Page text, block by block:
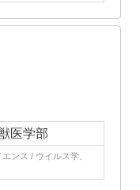
医学部
ンス / ウイルス学、